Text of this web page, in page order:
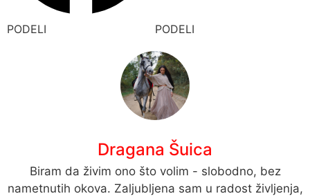
PODELI PODELI
Dragana Šuica
Biram da živim ono što volim - slobodno, bez
nametnutih okova. Zaljubljena sam u radost življenja,